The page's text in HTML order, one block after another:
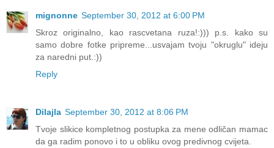
mignonne September 30, 2012 at 6:00 PM
Skroz originalno, kao rascvetana ruza!:))) p.s. kako su
samo dobre fotke pripreme...usvajam tvoju "okruglu" ideju
za naredni put.:))
Reply
Dilajla September 30, 2012 at 8:06 PM
Tvoje slikice kompletnog postupka za mene odličan mamac
da ga radim ponovo i to u obliku ovog predivnog cvijeta.